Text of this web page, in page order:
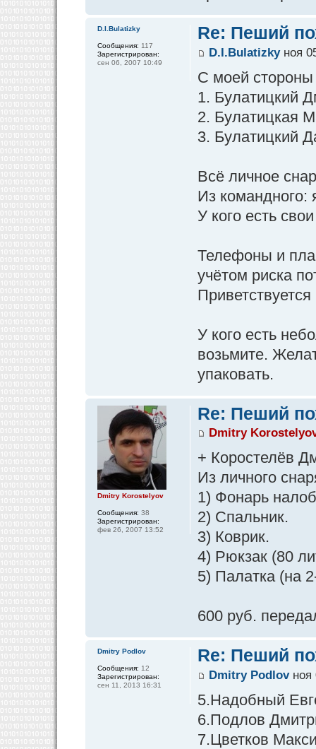
Re: Пеший
D.I.Bulatizkyноя
С моей стороны
1. Булатицкий
2. Булатицкая
3. Булатицкий
Всё личное
Из командного:
У кого есть
Телефоны и
учётом риска
У кого есть
возьмите.
упаковать.
D.I.Bulatizky
Сообщения: 117
Зарегистрирован:
сен 06, 2007 10:49
Re: Пеший
Dmitry
+ Коростелёв
Из личного
1) Фонарь
2) Спальник.
3) Коврик.
4) Рюкзак (80
5) Палатка (на
600 руб.
Dmitry Korostelyov
Сообщения: 38
Зарегистрирован:
фев 26, 2007 13:52
Re: Пеший
Dmitry Podlovноя
5.Надобный
6.Подлов
7.Цветков
Dmitry Podlov
Сообщения: 12
Зарегистрирован:
сен 11, 2013 16:31